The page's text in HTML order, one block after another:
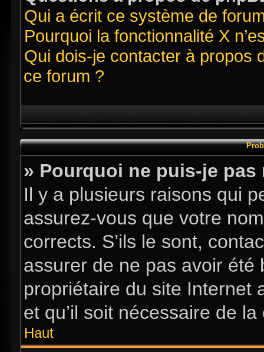
Qui a écrit ce système de
Pourquoi la fonctionnalité X
Qui dois-je contacter à propos
ce forum ?
» Pourquoi ne puis-je pas
Il y a plusieurs raisons qui
assurez-vous que votre
corrects. S’ils le sont,
assurer de ne pas avoir
propriétaire du site Internet
et qu’il soit nécessaire de la
Haut